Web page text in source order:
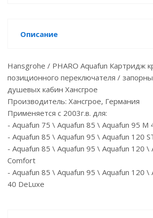
Описание
Hansgrohe / PHARO Aquafun Картридж
позиционного переключателя /
душевых кабин Хансгрое
Производитель: Хансгрое, Германия
Применяется с 2003г.в. для:
- Aquafun 75 \ Aquafun 85 \ Aquafun 95 M
- Aquafun 85 \ Aquafun 95 \ Aquafun 120
- Aquafun 85 \ Aquafun 95 \ Aquafun 120 \
Comfort
- Aquafun 85 \ Aquafun 95 \ Aquafun 120 \
40 DeLuxe